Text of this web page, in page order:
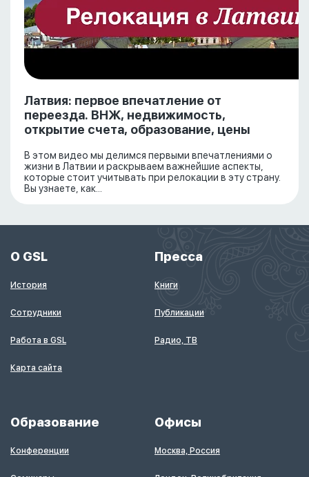
Латвия: первое впечатление от
переезда. ВНЖ, недвижимость,
открытие счета, образование, цены
В этом видео мы делимся первыми впечатлениями о
жизни в Латвии и раскрываем важнейшие аспекты,
которые стоит учитывать при релокации в эту страну.
Вы узнаете, как...
О GSL
История
Сотрудники
Работа в GSL
Карта сайта
Пресса
Книги
Публикации
Радио, ТВ
Образование
Конференции
Офисы
Москва, Россия